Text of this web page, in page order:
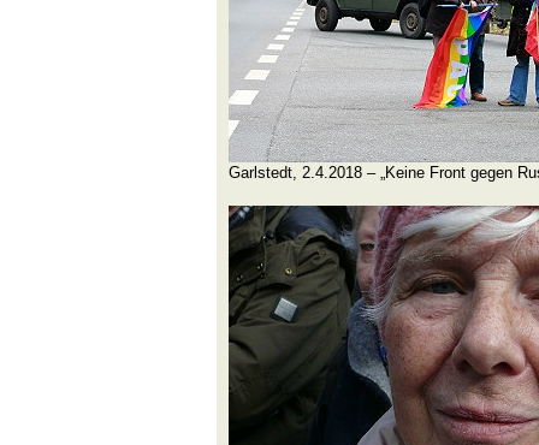
Garlstedt, 2.4.2018 – „Keine Front gegen